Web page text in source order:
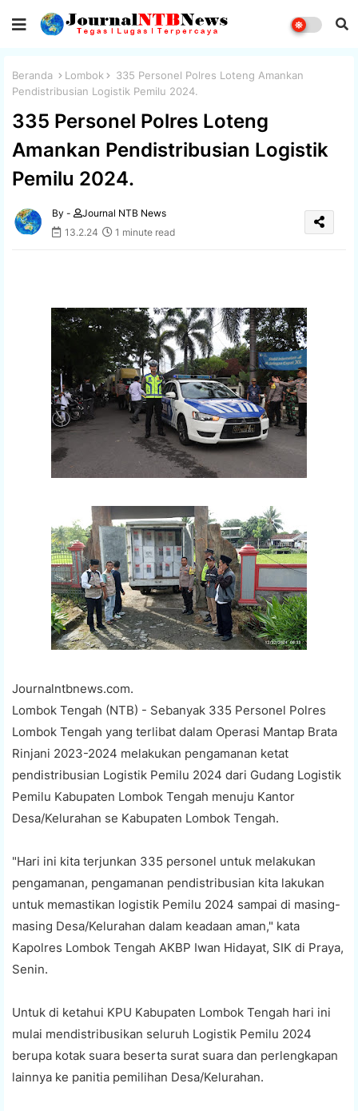
Beranda Lombok
335 Personel Polres Loteng Amankan
Pendistribusian Logistik Pemilu 2024.
335 Personel Polres Loteng
Amankan Pendistribusian Logistik
Pemilu 2024.
By -
Journal NTB News
13.2.24
1 minute read
Journalntbnews.com.
Lombok Tengah (NTB) - Sebanyak 335 Personel Polres
Lombok Tengah yang terlibat dalam Operasi Mantap Brata
Rinjani 2023-2024 melakukan pengamanan ketat
pendistribusian Logistik Pemilu 2024 dari Gudang Logistik
Pemilu Kabupaten Lombok Tengah menuju Kantor
Desa/Kelurahan se Kabupaten Lombok Tengah.
"Hari ini kita terjunkan 335 personel untuk melakukan
pengamanan, pengamanan pendistribusian kita lakukan
untuk memastikan logistik Pemilu 2024 sampai di masing-
masing Desa/Kelurahan dalam keadaan aman," kata
Kapolres Lombok Tengah AKBP Iwan Hidayat, SIK di Praya,
Senin.
Untuk di ketahui KPU Kabupaten Lombok Tengah hari ini
mulai mendistribusikan seluruh Logistik Pemilu 2024
berupa kotak suara beserta surat suara dan perlengkapan
lainnya ke panitia pemilihan Desa/Kelurahan.